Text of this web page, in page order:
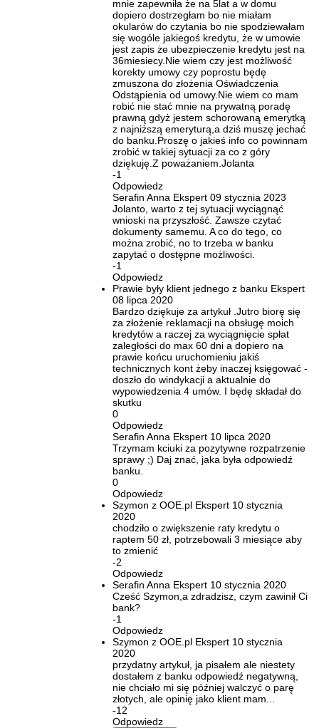
mnie zapewniła że na 5lat a w domu
dopiero dostrzegłam bo nie miałam
okularów do czytania bo nie spodziewałam
się wogóle jakiegoś kredytu, że w umowie
jest zapis że ubezpieczenie kredytu jest na
36miesiecy.Nie wiem czy jest możliwość
korekty umowy czy poprostu będę
zmuszona do złożenia Oświadczenia
Odstąpienia od umowy.Nie wiem co mam
robić nie stać mnie na prywatną poradę
prawną gdyż jestem schorowaną emerytką
z najniższą emeryturą,a dziś muszę jechać
do banku.Proszę o jakieś info co powinnam
zrobić w takiej sytuacji za co z góry
dziękuję.Z poważaniem.Jolanta
-1
Odpowiedz
Serafin Anna Ekspert 09 stycznia 2023
Jolanto, warto z tej sytuacji wyciągnąć
wnioski na przyszłość. Zawsze czytać
dokumenty samemu. A co do tego, co
można zrobić, no to trzeba w banku
zapytać o dostępne możliwości.
-1
Odpowiedz
Prawie były klient jednego z banku Ekspert
08 lipca 2020
Bardzo dziękuje za artykuł .Jutro biorę się
za złożenie reklamacji na obsługę moich
kredytów a raczej za wyciągnięcie spłat
zaległości do max 60 dni a dopiero na
prawie końcu uruchomieniu jakiś
technicznych kont żeby inaczej księgować -
doszło do windykacji a aktualnie do
wypowiedzenia 4 umów. I będę składał do
skutku
0
Odpowiedz
Serafin Anna Ekspert 10 lipca 2020
Trzymam kciuki za pozytywne rozpatrzenie
sprawy ;) Daj znać, jaka była odpowiedź
banku.
0
Odpowiedz
Szymon z OOE.pl Ekspert 10 stycznia
2020
chodziło o zwiększenie raty kredytu o
raptem 50 zł, potrzebowali 3 miesiące aby
to zmienić
-2
Odpowiedz
Serafin Anna Ekspert 10 stycznia 2020
Cześć Szymon,a zdradzisz, czym zawinił Ci
bank?
-1
Odpowiedz
Szymon z OOE.pl Ekspert 10 stycznia
2020
przydatny artykuł, ja pisałem ale niestety
dostałem z banku odpowiedź negatywną,
nie chciało mi się później walczyć o parę
złotych, ale opinię jako klient mam...
-12
Odpowiedz